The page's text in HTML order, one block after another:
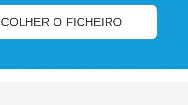
O FICHEIRO